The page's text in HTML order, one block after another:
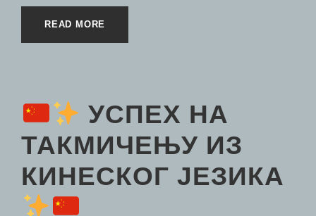
READ MORE
УСПЕХ НА
ТАКМИЧЕЊУ ИЗ
КИНЕСКОГ ЈЕЗИКА